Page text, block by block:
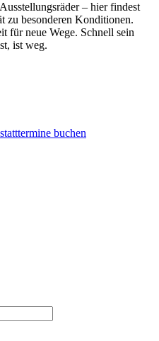
– hier findest
zu besonderen Konditionen.
für neue Wege. Schnell sein
ist weg.
buchen